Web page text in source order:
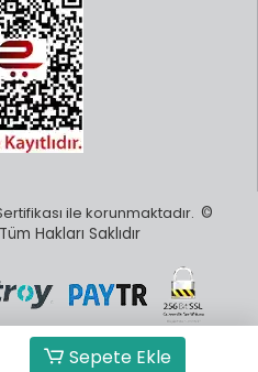
Sepete Ekle
ile korunmaktadır. ©
Hakları Saklıdır